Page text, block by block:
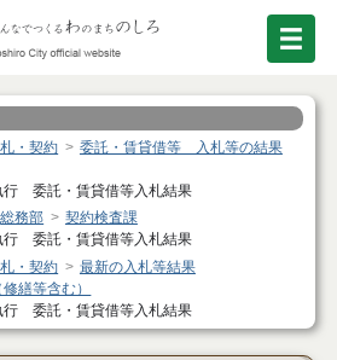
札・契約
委託・賃貸借等 入札等の結果
行 委託・賃貸借等入札結果
総務部
契約検査課
行 委託・賃貸借等入札結果
・契約
最新の入札等結果
繕等含む）
行 委託・賃貸借等入札結果